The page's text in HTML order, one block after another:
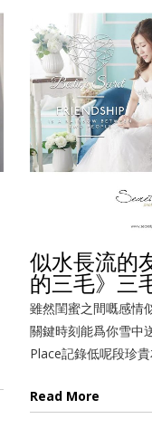
似水長流的
的三毛》三
雖然閨蜜之間嘅感情
關鍵時刻能爲你雪中
Place記錄低呢段珍貴
Read More